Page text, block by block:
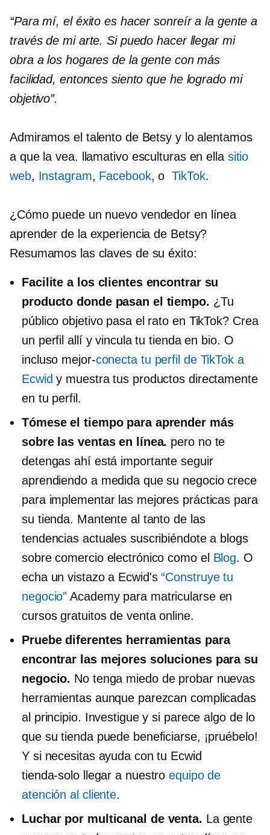
“Para mí, el éxito es hacer sonreír a la gente a
través de mi arte. Si puedo hacer llegar mi
obra a los hogares de la gente con más
facilidad, entonces siento que he logrado mi
objetivo”.
Admiramos el talento de Betsy y lo alentamos
a que la vea.
llamativoesculturas en ella sitio
web, Instagram, Facebook, oTikTok.
¿Cómo puede un nuevo vendedor en línea
aprender de la experiencia de Betsy?
Resumamos las claves de su éxito:
Facilite a los clientes encontrar su
producto donde pasan el tiempo. ¿Tu
público objetivo pasa el rato en TikTok? Crea
un perfil allí y vincula tu tienda en bio. O
incluso mejor-conecta tu perfil de TikTok a
Ecwid y muestra tus productos directamente
en tu perfil.
Tómese el tiempo para aprender más
sobre las ventas en línea. pero no te
detengasahí está importante seguir
aprendiendo a medida que su negocio crece
para implementar las mejores prácticas para
su tienda. Mantente al tanto de las
tendencias actuales suscribiéndote a blogs
sobre comercio electrónico como el Blog. O
echa un vistazo a Ecwid's“Construye tu
negocio” Academy para matricularse en
cursos gratuitos de venta online.
Pruebe diferentes herramientas para
encontrar las mejores soluciones para su
negocio. No tenga miedo de probar nuevas
herramientas aunque parezcan complicadas
al principio. Investigue y si parece algo de lo
que su tienda puede beneficiarse, ¡pruébelo!
Y si necesitas ayuda con tu Ecwid
tienda-solollegar a nuestroequipo de
atención al cliente.
Luchar por multicanal de venta. La gente